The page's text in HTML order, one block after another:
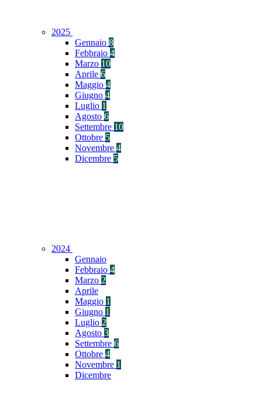
2025
Gennaio 8
Febbraio 4
Marzo 10
Aprile 6
Maggio 4
Giugno 4
Luglio 1
Agosto 6
Settembre 10
Ottobre 5
Novembre 4
Dicembre 5
2024
Gennaio
Febbraio 4
Marzo 2
Aprile
Maggio 1
Giugno 1
Luglio 2
Agosto 3
Settembre 6
Ottobre 4
Novembre 1
Dicembre